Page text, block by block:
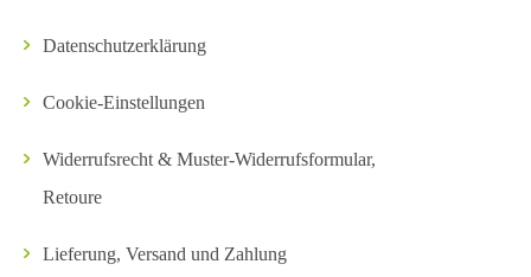
Datenschutzerklärung
Cookie-Einstellungen
Widerrufsrecht & Muster-Widerrufsformular,
Retoure
Lieferung, Versand und Zahlung